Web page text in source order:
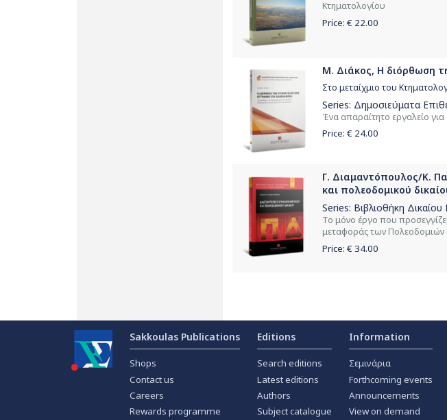
Κτηματολογίου
Price: € 22.00
Μ. Διάκος, Η διόρθωση
Στο μεταίχμιο του
Series: Δημοσιεύματα
Ένα απαραίτητο εργαλείο για
Price: € 24.00
Γ. Διαμαντόπουλος/Κ.
και πολεοδομικού
Series: Βιβλιοθήκη
Το μόνο έργο που
μεταφοράς των Πολεοδομιών
Price: € 34.00
Sakkoulas Publications
Shops
Contact us
Careers
Rewards programme
Editions
Search editions
Latest editions
Authors
Subject catalogue
Information
Σεμινάρια
Forthcoming events
Announcements
View on demand